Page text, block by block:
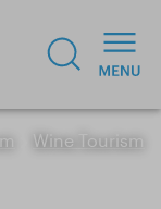
Wine Tourism